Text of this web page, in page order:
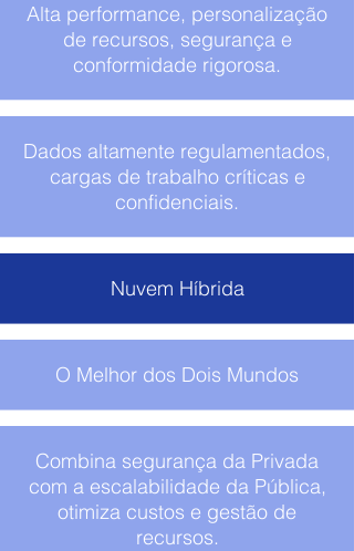
Alta performance, personalização
de recursos, segurança e
conformidade rigorosa.
Dados altamente regulamentados,
cargas de trabalho críticas e
confidenciais.
Nuvem Híbrida
O Melhor dos Dois Mundos
Combina segurança da Privada
com a escalabilidade da Pública,
otimiza custos e gestão de
recursos.